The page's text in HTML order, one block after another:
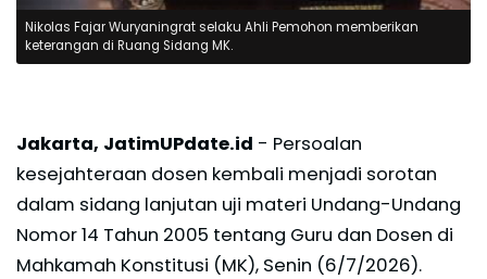
Nikolas Fajar Wuryaningrat selaku Ahli Pemohon memberikan
keterangan di Ruang Sidang MK.
Jakarta, JatimUPdate.id - Persoalan
kesejahteraan dosen kembali menjadi sorotan
dalam sidang lanjutan uji materi Undang-Undang
Nomor 14 Tahun 2005 tentang Guru dan Dosen di
Mahkamah Konstitusi (MK), Senin (6/7/2026).